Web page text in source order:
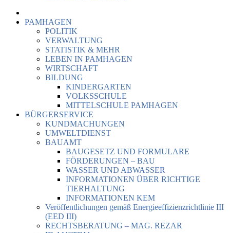
PAMHAGEN
POLITIK
VERWALTUNG
STATISTIK & MEHR
LEBEN IN PAMHAGEN
WIRTSCHAFT
BILDUNG
KINDERGARTEN
VOLKSSCHULE
MITTELSCHULE PAMHAGEN
BÜRGERSERVICE
KUNDMACHUNGEN
UMWELTDIENST
BAUAMT
BAUGESETZ UND FORMULARE
FÖRDERUNGEN – BAU
WASSER UND ABWASSER
INFORMATIONEN ÜBER RICHTIGE
TIERHALTUNG
INFORMATIONEN KEM
Veröffentlichungen gemäß Energieeffizienzrichtlinie III
(EED III)
RECHTSBERATUNG – MAG. REZAR